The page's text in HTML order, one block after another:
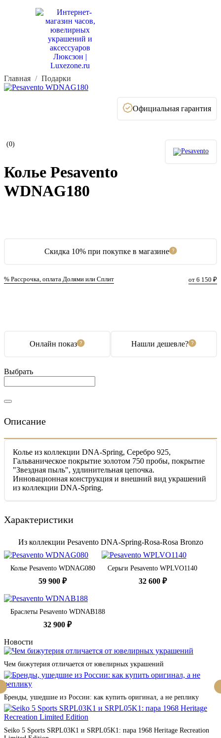
Главная Подарки
Официальная гарантия
(0)
Скидка 10% при покупке в магазине
% Рассрочка, оплата Долями или Сплит от 6 150 ₽
Колье Pesavento
WDNAG180
Онлайн показ Нашли дешевле?
Выбрать
Описание
Колье из коллекции DNA-Spring, Серебро 925,
Гальваническое покрытие золотом 750 пробы, покрытие
"Звездная пыль", удлинительная цепочка.
Инновационная конструкция и внешний вид украшений
из коллекции DNA-Spring.
Характеристики
Из коллекции Pesavento DNA-Spring-Rosa-Rosa Bronzo
Колье Pesavento WDNAG080
59 900 ₽
Серьги Pesavento WPLVO1140
32 600 ₽
Браслеты Pesavento WDNAB188
32 900 ₽
Новости
Чем бижутерия отличается от ювелирных украшений
Бренды, ушедшие из России: как купить оригинал, а не реплику
Seiko 5 Sports SRPL03K1 и SRPL05K1: пара 1968 Heritage Recreation